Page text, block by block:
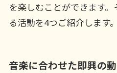
を楽しむことができます
る活動を4つご紹介します。
音楽に合わせた即興の